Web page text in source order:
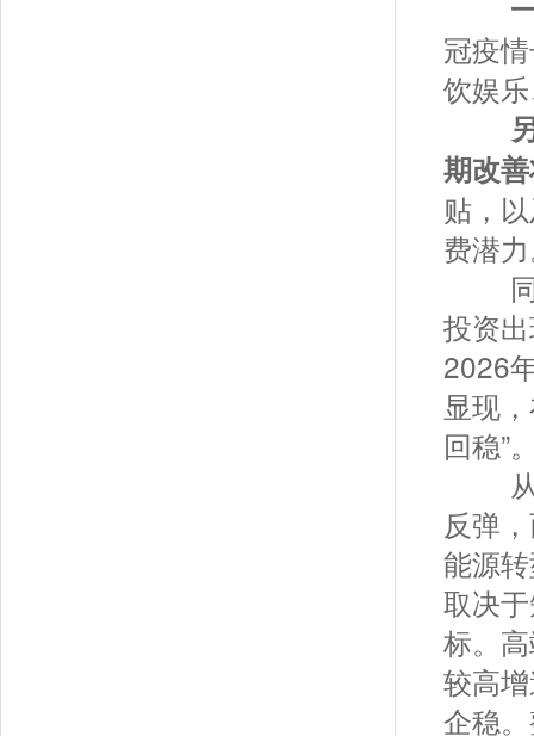
冠疫
饮娱
期改
贴，
费潜
同时
投资
2026
显现
回稳”
从更
反弹
能源
取决
标。
较高
企稳